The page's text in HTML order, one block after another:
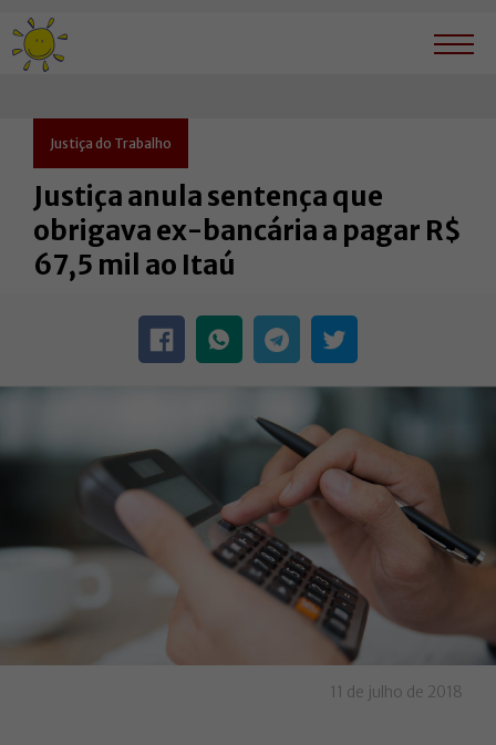
Justiça do Trabalho
Justiça anula sentença que
obrigava ex-bancária a pagar R$
67,5 mil ao Itaú
11 de julho de 2018